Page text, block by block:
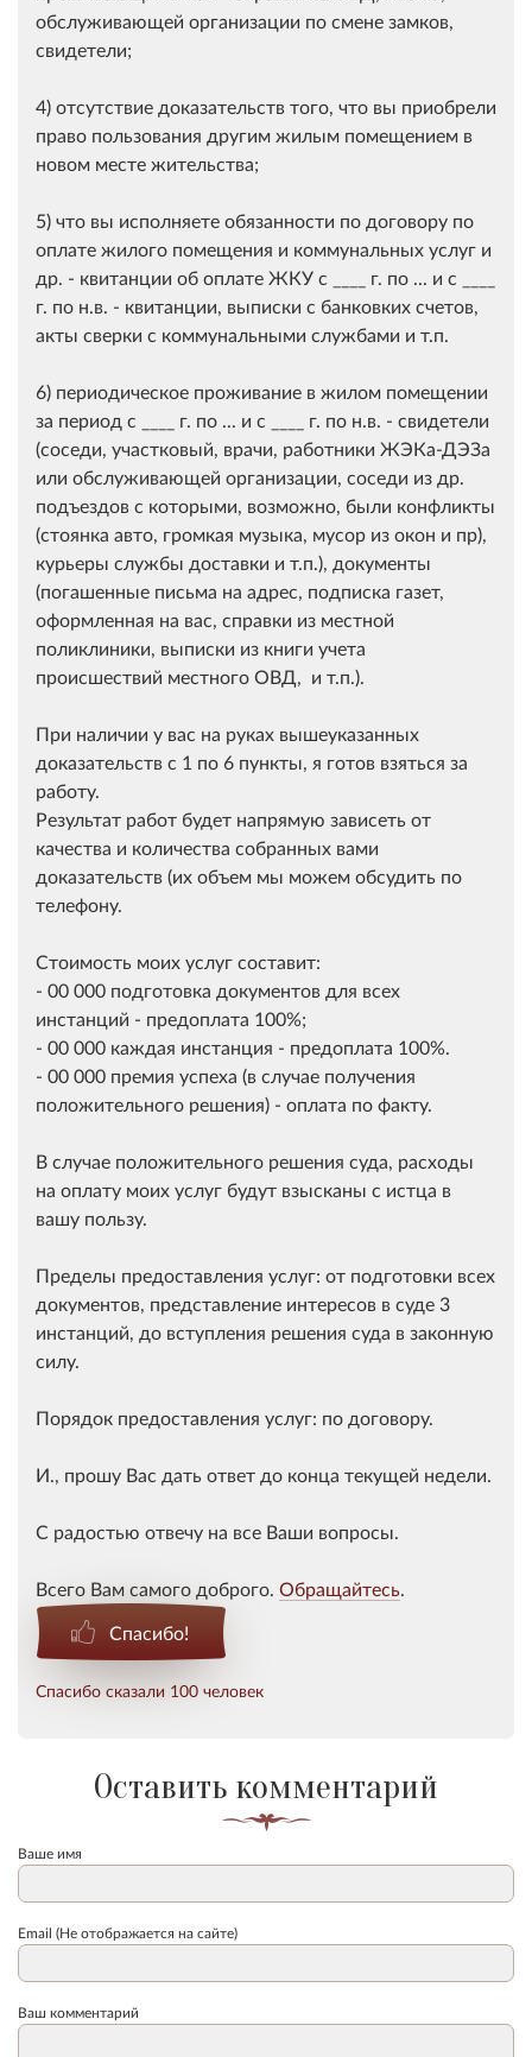
обслуживающей организации по смене замков,
свидетели;
4) отсутствие доказательств того, что вы приобрели
право пользования другим жилым помещением в
новом месте жительства;
5) что вы исполняете обязанности по договору по
оплате жилого помещения и коммунальных услуг и
др. - квитанции об оплате ЖКУ с ____ г. по ... и с ____
г. по н.в. - квитанции, выписки с банковких счетов,
акты сверки с коммунальными службами и т.п.
6) периодическое проживание в жилом помещении
за период с ____ г. по ... и с ____ г. по н.в. - свидетели
(соседи, участковый, врачи, работники ЖЭКа-ДЭЗа
или обслуживающей организации, соседи из др.
подъездов с которыми, возможно, были конфликты
(стоянка авто, громкая музыка, мусор из окон и пр),
курьеры службы доставки и т.п.), документы
(погашенные письма на адрес, подписка газет,
оформленная на вас, справки из местной
поликлиники, выписки из книги учета
происшествий местного ОВД, и т.п.).
При наличии у вас на руках вышеуказанных
доказательств с 1 по 6 пункты, я готов взяться за
работу.
Результат работ будет напрямую зависеть от
качества и количества собранных вами
доказательств (их объем мы можем обсудить по
телефону.
Стоимость моих услуг составит:
- 00 000 подготовка документов для всех
инстанций - предоплата 100%;
- 00 000 каждая инстанция - предоплата 100%.
- 00 000 премия успеха (в случае получения
положительного решения) - оплата по факту.
В случае положительного решения суда, расходы
на оплату моих услуг будут взысканы с истца в
вашу пользу.
Пределы предоставления услуг: от подготовки всех
документов, представление интересов в суде 3
инстанций, до вступления решения суда в законную
силу.
Порядок предоставления услуг: по договору.
И., прошу Вас дать ответ до конца текущей недели.
С радостью отвечу на все Ваши вопросы.
Всего Вам самого доброго. Обращайтесь.
Спасибо!
Спасибо сказали 100 человек
Оставить комментарий
Ваше имя
Email (Не отображается на сайте)
Ваш комментарий